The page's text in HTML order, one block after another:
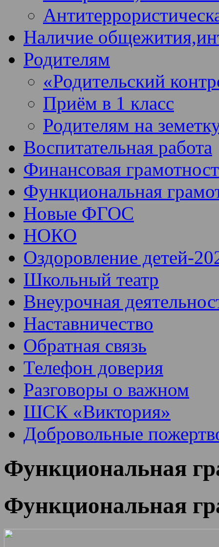
Наличие
Родителям
«Родительский
Приём в 1 класс
Родителям на
Воспитательная работа
Финансовая
Функциональная
Новые ФГОС
НОКО
Оздоровление детей-
Школьный театр
Внеурочная
Наставничество
Обратная связь
Телефон доверия
Разговоры о важном
ШСК «Виктория»
Добровольные
Функциональная
Функциональная